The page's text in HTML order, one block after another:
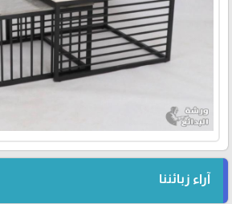
آراء زبائننا